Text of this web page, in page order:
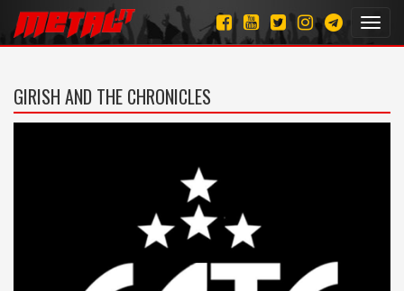
GIRISH AND THE CHRONICLES